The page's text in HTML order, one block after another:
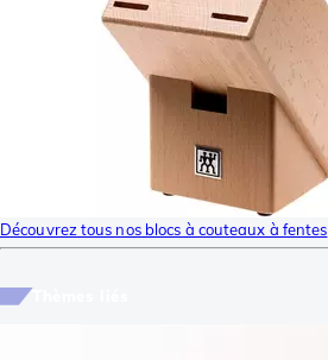
Découvrez tous nos blocs à couteaux à fentes